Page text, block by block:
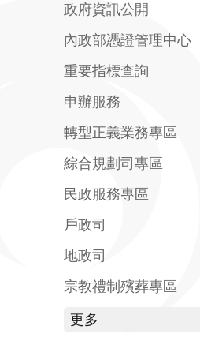
政府資訊公開
內政部憑證管理中心
重要指標查詢
申辦服務
轉型正義業務專區
綜合規劃司專區
民政服務專區
戶政司
地政司
宗教禮制殯葬專區
更多